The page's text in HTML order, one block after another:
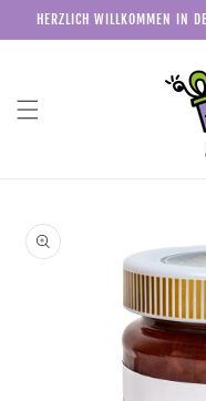
zum
Inhalt
HERZLICH WILLKOMMEN IN